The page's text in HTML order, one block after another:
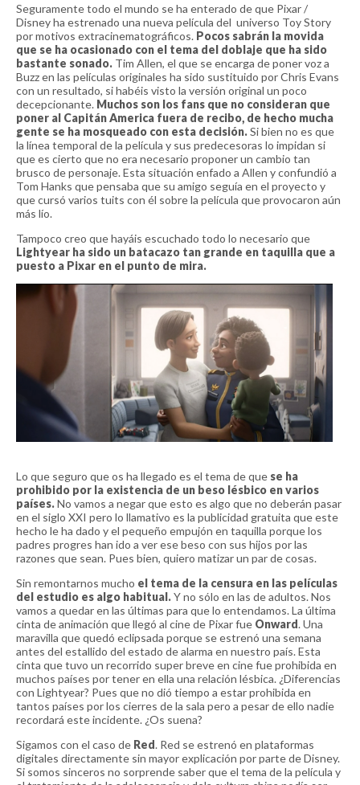
Seguramente todo el mundo se ha enterado de que Pixar /
Disney ha estrenado una nueva película del universo Toy Story
por motivos extracinematográficos. Pocos sabrán la movida
que se ha ocasionado con el tema del doblaje que ha sido
bastante sonado. Tim Allen, el que se encarga de poner voz a
Buzz en las películas originales ha sido sustituido por Chris Evans
con un resultado, si habéis visto la versión original un poco
decepcionante. Muchos son los fans que no consideran que
poner al Capitán America fuera de recibo, de hecho mucha
gente se ha mosqueado con esta decisión.Si bien no es que
la línea temporal de la película y sus predecesoras lo impidan si
que es cierto que no era necesario proponer un cambio tan
brusco de personaje. Esta situación enfado a Allen y confundió a
Tom Hanks que pensaba que su amigo seguía en el proyecto y
que cursó varios tuits con él sobre la película que provocaron aún
más lío.
Tampoco creo que hayáis escuchado todo lo necesario que
Lightyear ha sido un batacazo tan grande en taquilla que a
puesto a Pixar en el punto de mira.
Lo que seguro que os ha llegado es el tema de que se ha
prohibido por la existencia de un beso lésbico en varios
países.No vamos a negar que esto es algo que no deberán pasar
en el siglo XXI pero lo llamativo es la publicidad gratuita que este
hecho le ha dado y el pequeño empujón en taquilla porque los
padres progres han ido a ver ese beso con sus hijos por las
razones que sean. Pues bien, quiero matizar un par de cosas.
Sin remontarnos mucho el tema de la censura en las películas
del estudio es algo habitual.Y no sólo en las de adultos. Nos
vamos a quedar en las últimas para que lo entendamos. La última
cinta de animación que llegó al cine de Pixar fue Onward. Una
maravilla que quedó eclipsada porque se estrenó una semana
antes del estallido del estado de alarma en nuestro país. Esta
cinta que tuvo un recorrido super breve en cine fue prohibida en
muchos países por tener en ella una relación lésbica. ¿Diferencias
con Lightyear? Pues que no dió tiempo a estar prohibida en
tantos países por los cierres de la sala pero a pesar de ello nadie
recordará este incidente. ¿Os suena?
Sigamos con el caso de Red. Red se estrenó en plataformas
digitales directamente sin mayor explicación por parte de Disney.
Si somos sinceros no sorprende saber que el tema de la película y